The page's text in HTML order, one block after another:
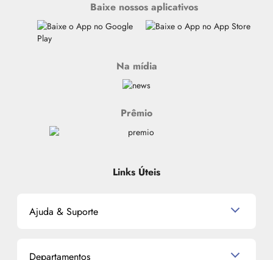
Baixe nossos aplicativos
Na mídia
Prêmio
Links Úteis
Ajuda & Suporte
Departamentos